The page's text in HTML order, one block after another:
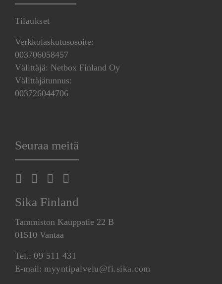
Tilaukset
Verkkolaskutusosoite:
003706058457
Välittäjä: Netbox Finland Oy
Välittäjätunnus:
003726044706
Seuraa meitä
Sika Finland
Tammiston Kauppatie 22 B
01510 Vantaa
Tel.: 09 511 431
E-mail: myyntipalvelu@fi.sika.com